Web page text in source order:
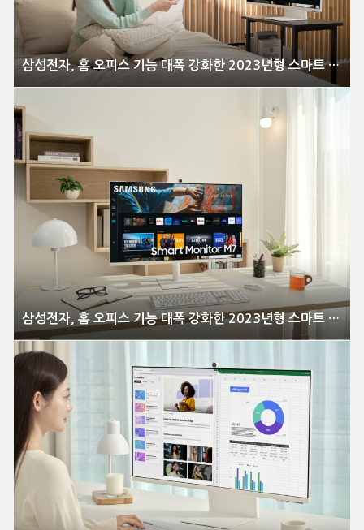
삼성전자, 홈 오피스 기능 대폭 강화한 2023년형 스마트 모니터 풀 라인업 출시
삼성전자, 홈 오피스 기능 대폭 강화한 2023년형 스마트 모니터 풀 라인업 출시